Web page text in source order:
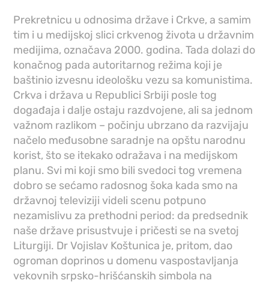
Prekretnicu u odnosima države i Crkve, a samim
tim i u medijskoj slici crkvenog života u državnim
medijima, označava 2000. godina. Tada dolazi do
konačnog pada autoritarnog režima koji je
baštinio izvesnu ideološku vezu sa komunistima.
Crkva i država u Republici Srbiji posle tog
događaja i dalje ostaju razdvojene, ali sa jednom
važnom razlikom – počinju ubrzano da razvijaju
načelo međusobne saradnje na opštu narodnu
korist, što se itekako odražava i na medijskom
planu. Svi mi koji smo bili svedoci tog vremena
dobro se sećamo radosnog šoka kada smo na
državnoj televiziji videli scenu potpuno
nezamislivu za prethodni period: da predsednik
naše države prisustvuje i pričesti se na svetoj
Liturgiji. Dr Vojislav Koštunica je, pritom, dao
ogroman doprinos u domenu vaspostavljanja
vekovnih srpsko-hrišćanskih simbola na